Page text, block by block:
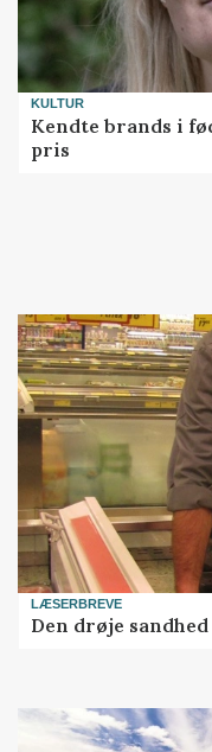
KULTUR
Kendte brands i
pris
LÆSERBREVE
Den drøje